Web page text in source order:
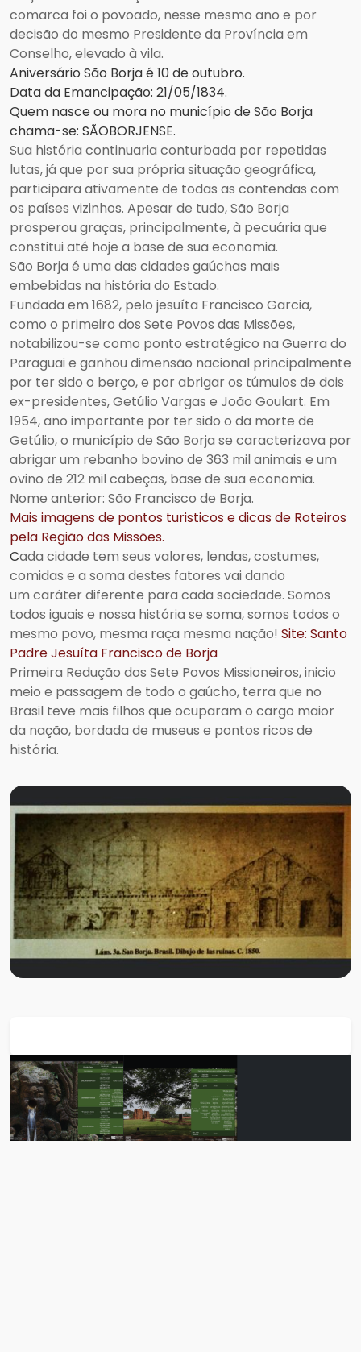
comarca foi o povoado, nesse mesmo ano e por
decisão do mesmo Presidente da Província em
Conselho, elevado à vila.
Aniversário São Borja é 10 de outubro.
Data da Emancipação: 21/05/1834.
Quem nasce ou mora no município de São Borja
chama-se: SÃOBORJENSE.
Sua história continuaria conturbada por repetidas
lutas, já que por sua própria situação geográfica,
participara ativamente de todas as contendas com
os países vizinhos. Apesar de tudo, São Borja
prosperou graças, principalmente, à pecuária que
constitui até hoje a base de sua economia.
São Borja é uma das cidades gaúchas mais
embebidas na história do Estado.
Fundada em 1682, pelo jesuíta Francisco Garcia,
como o primeiro dos Sete Povos das Missões,
notabilizou-se como ponto estratégico na Guerra do
Paraguai e ganhou dimensão nacional principalmente
por ter sido o berço, e por abrigar os túmulos de dois
ex-presidentes, Getúlio Vargas e João Goulart. Em
1954, ano importante por ter sido o da morte de
Getúlio, o município de São Borja se caracterizava por
abrigar um rebanho bovino de 363 mil animais e um
ovino de 212 mil cabeças, base de sua economia.
Nome anterior: São Francisco de Borja.
Mais imagens de pontos turisticos e dicas de Roteiros
pela Região das Missões.
Cada cidade tem seus valores, lendas, costumes,
comidas e a soma destes fatores vai dando
um caráter diferente para cada sociedade. Somos
todos iguais e nossa história se soma, somos todos o
mesmo povo, mesma raça mesma nação! Site: Santo
Padre Jesuíta Francisco de Borja
Primeira Redução dos Sete Povos Missioneiros, inicio
meio e passagem de todo o gaúcho, terra que no
Brasil teve mais filhos que ocuparam o cargo maior
da nação, bordada de museus e pontos ricos de
história.